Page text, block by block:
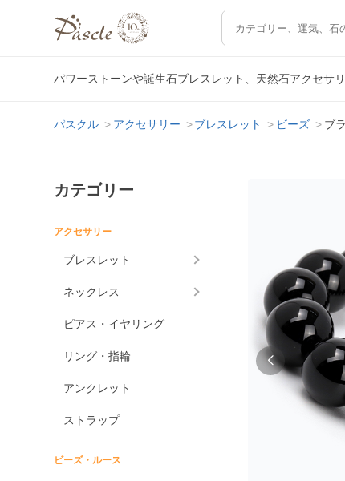
パワーストーンや誕生石ブレスレット、天然石アクセサ
パスクル アクセサリー ブレスレット ビーズ ブ
カテゴリー
アクセサリー
ブレスレット
ネックレス
ピアス・イヤリング
リング・指輪
アンクレット
ストラップ
ビーズ・ルース